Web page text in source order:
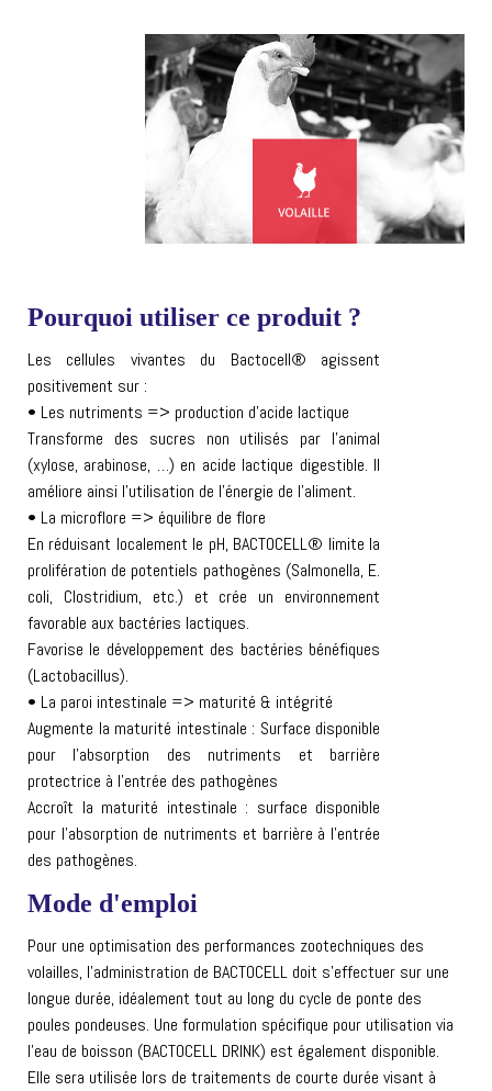
Pourquoi utiliser ce produit ?
Les cellules vivantes du Bactocell® agissent
positivement sur :
• Les nutriments => production d’acide lactique
Transforme des sucres non utilisés par l’animal
(xylose, arabinose, …) en acide lactique digestible. Il
améliore ainsi l’utilisation de l’énergie de l’aliment.
• La microflore => équilibre de flore
En réduisant localement le pH, BACTOCELL® limite la
prolifération de potentiels pathogènes (Salmonella, E.
coli, Clostridium, etc.) et crée un environnement
favorable aux bactéries lactiques.
Favorise le développement des bactéries bénéfiques
(Lactobacillus).
• La paroi intestinale => maturité & intégrité
Augmente la maturité intestinale : Surface disponible
pour l’absorption des nutriments et barrière
protectrice à l’entrée des pathogènes
Accroît la maturité intestinale : surface disponible
pour l’absorption de nutriments et barrière à l’entrée
des pathogènes.
Mode d'emploi
Pour une optimisation des performances zootechniques des
volailles, l’administration de BACTOCELL doit s’effectuer sur une
longue durée, idéalement tout au long du cycle de ponte des
poules pondeuses. Une formulation spécifique pour utilisation via
l’eau de boisson (BACTOCELL DRINK) est également disponible.
Elle sera utilisée lors de traitements de courte durée visant à